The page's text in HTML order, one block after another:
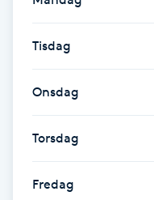
Kinesisk medicin
Kiropraktik
Klangmassage
Klippning
Klippning & Slingor
Tisdag
Onsdag
Torsdag
Fredag